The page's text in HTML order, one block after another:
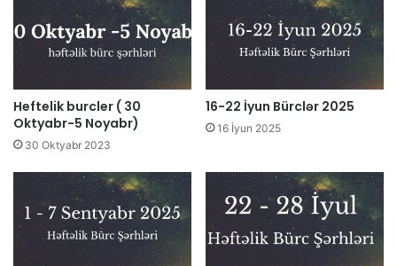
Heftelik burcler ( 30
Oktyabr-5 Noyabr)
30 Oktyabr 2023
16-22 İyun Bürclər 2025
16 İyun 2025